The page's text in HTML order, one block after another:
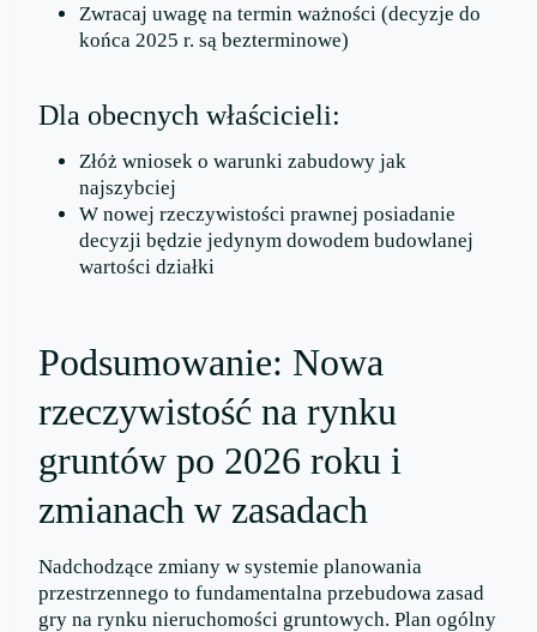
Zwracaj uwagę na termin ważności (decyzje do
końca 2025 r. są bezterminowe)
Dla obecnych właścicieli:
Złóż wniosek o warunki zabudowy jak
najszybciej
W nowej rzeczywistości prawnej posiadanie
decyzji będzie jedynym dowodem budowlanej
wartości działki
Podsumowanie: Nowa
rzeczywistość na rynku
gruntów po 2026 roku i
zmianach w zasadach
Nadchodzące zmiany w systemie planowania
przestrzennego to fundamentalna przebudowa zasad
gry na rynku nieruchomości gruntowych. Plan ogólny